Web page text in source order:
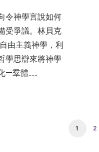
令神學言說如何
受爭議。林貝克
由主義神學，利
學思辯來將神學
—羣體……
1 2